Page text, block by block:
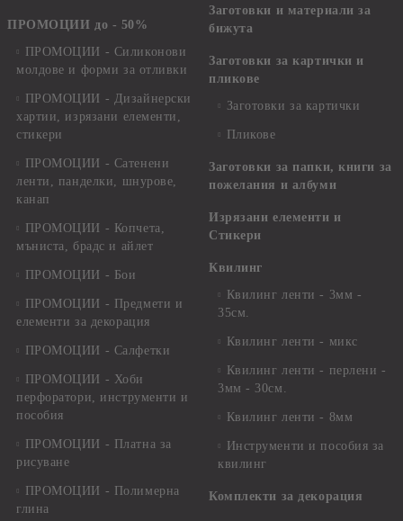
ПРОМОЦИИ до - 50%
ПРОМОЦИИ - Силиконови
молдове и форми за отливки
ПРОМОЦИИ - Дизайнерски
хартии, изрязани елементи,
стикери
ПРОМОЦИИ - Сатенени
ленти, панделки, шнурове,
канап
ПРОМОЦИИ - Копчета,
мъниста, брадс и айлет
ПРОМОЦИИ - Бои
ПРОМОЦИИ - Предмети и
елементи за декорация
ПРОМОЦИИ - Салфетки
ПРОМОЦИИ - Хоби
перфоратори, инструменти и
пособия
ПРОМОЦИИ - Платна за
рисуване
ПРОМОЦИИ - Полимерна
глина
Заготовки и материали за
бижута
Заготовки за картички и
пликове
Заготовки за картички
Пликове
Заготовки за папки, книги за
пожелания и албуми
Изрязани елементи и
Стикери
Квилинг
Квилинг ленти - 3мм -
35см.
Квилинг ленти - микс
Квилинг ленти - перлени -
3мм - 30см.
Квилинг ленти - 8мм
Инструменти и пособия за
квилинг
Комплекти за декорация